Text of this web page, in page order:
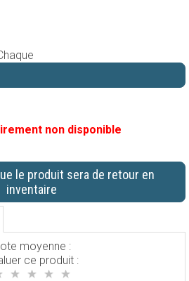
non disponible
le produit sera de retour en
inventaire
moyenne :
ce produit :